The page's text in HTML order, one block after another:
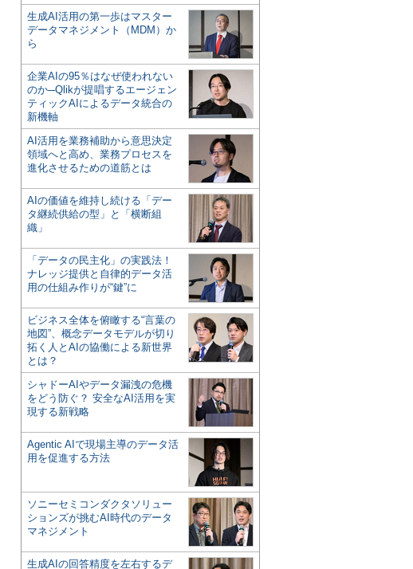
生成AI活用の第一歩はマスター
データマネジメント（MDM）か
ら
企業AIの95％はなぜ使われない
のか─Qlikが提唱するエージェン
ティックAIによるデータ統合の
新機軸
AI活用を業務補助から意思決定
領域へと高め、業務プロセスを
進化させるための道筋とは
AIの価値を維持し続ける「デー
タ継続供給の型」と「横断組
織」
「データの民主化」の実践法！
ナレッジ提供と自律的データ活
用の仕組み作りが“鍵”に
ビジネス全体を俯瞰する“言葉の
地図”、概念データモデルが切り
拓く人とAIの協働による新世界
とは？
シャドーAIやデータ漏洩の危機
をどう防ぐ？ 安全なAI活用を実
現する新戦略
Agentic AIで現場主導のデータ活
用を促進する方法
ソニーセミコンダクタソリュー
ションズが挑むAI時代のデータ
マネジメント
生成AIの回答精度を左右するデ